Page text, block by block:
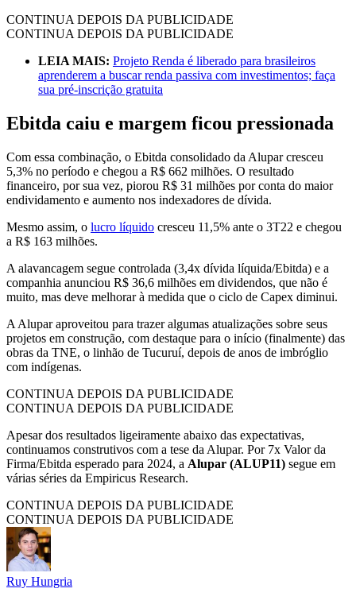
CONTINUA DEPOIS DA PUBLICIDADE
CONTINUA DEPOIS DA PUBLICIDADE
LEIA MAIS: Projeto Renda é liberado para brasileiros
aprenderem a buscar renda passiva com investimentos; faça
sua pré-inscrição gratuita
Ebitda caiu e margem ficou pressionada
Com essa combinação, o Ebitda consolidado da Alupar cresceu
5,3% no período e chegou a R$ 662 milhões. O resultado
financeiro, por sua vez, piorou R$ 31 milhões por conta do maior
endividamento e aumento nos indexadores de dívida.
Mesmo assim, o lucro líquido cresceu 11,5% ante o 3T22 e chegou
a R$ 163 milhões.
A alavancagem segue controlada (3,4x dívida líquida/Ebitda) e a
companhia anunciou R$ 36,6 milhões em dividendos, que não é
muito, mas deve melhorar à medida que o ciclo de Capex diminui.
A Alupar aproveitou para trazer algumas atualizações sobre seus
projetos em construção, com destaque para o início (finalmente) das
obras da TNE, o linhão de Tucuruí, depois de anos de imbróglio
com indígenas.
CONTINUA DEPOIS DA PUBLICIDADE
CONTINUA DEPOIS DA PUBLICIDADE
Apesar dos resultados ligeiramente abaixo das expectativas,
continuamos construtivos com a tese da Alupar. Por 7x Valor da
Firma/Ebitda esperado para 2024, a Alupar (ALUP11) segue em
várias séries da Empiricus Research.
CONTINUA DEPOIS DA PUBLICIDADE
CONTINUA DEPOIS DA PUBLICIDADE
Ruy Hungria